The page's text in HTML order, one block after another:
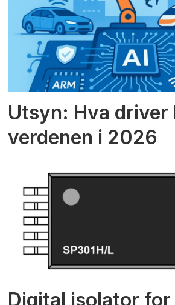
Utsyn: Hva driver
verdenen i 2026
Digital isolator for